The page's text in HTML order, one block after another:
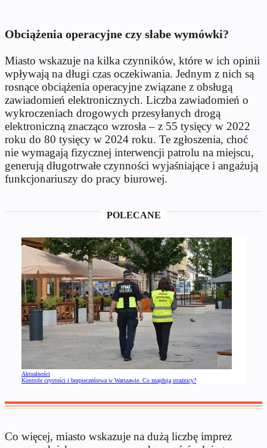
Obciążenia operacyjne czy słabe wymówki?
Miasto wskazuje na kilka czynników, które w ich opinii
wpływają na długi czas oczekiwania. Jednym z nich są
rosnące obciążenia operacyjne związane z obsługą
zawiadomień elektronicznych. Liczba zawiadomień o
wykroczeniach drogowych przesyłanych drogą
elektroniczną znacząco wzrosła– z 55 tysięcy w 2022
roku do 80 tysięcy w 2024 roku. Te zgłoszenia, choć
nie wymagają fizycznej interwencji patrolu na miejscu,
generują długotrwałe czynności wyjaśniające i angażują
funkcjonariuszy do pracy biurowej.
POLECANE
Aktualności
Kontrole czystości i bezpieczeństwa w Warszawie. Co znajdują strażnicy?
Co więcej, miasto wskazuje na dużą liczbę imprez